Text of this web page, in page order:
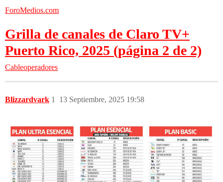
ForoMedios.com
Grilla de canales de Claro TV+
Puerto Rico, 2025 (página 2 de 2)
Cableoperadores
Blizzardvark 13 Septiembre, 2025 19:58
1